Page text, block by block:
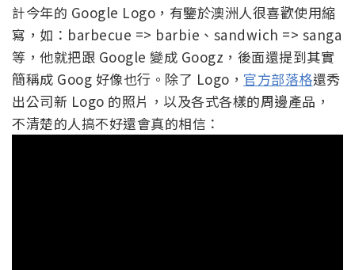
計今年的 Google Logo，有鑒於澳洲人很喜歡使用縮
寫，如：barbecue => barbie、sandwich => sanga
等，他就把跟 Google 變成 Googz，後面還提到其實
簡稱成 Goog 好像也行。除了 Logo， 官方部落格還秀
出公司新 Logo 的照片，以及各式各樣的周邊產品，
不清楚的人搞不好還會真的相信：